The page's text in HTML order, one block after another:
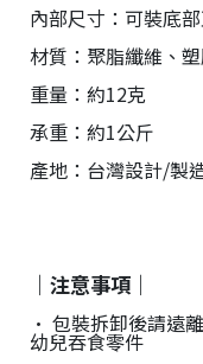
內部尺寸：可裝底
材質：聚脂纖維、
重量：約12克
承重：約1公斤
產地：台灣設計/製
｜注意事項｜
• 包裝拆卸後請遠
幼兒吞食零件